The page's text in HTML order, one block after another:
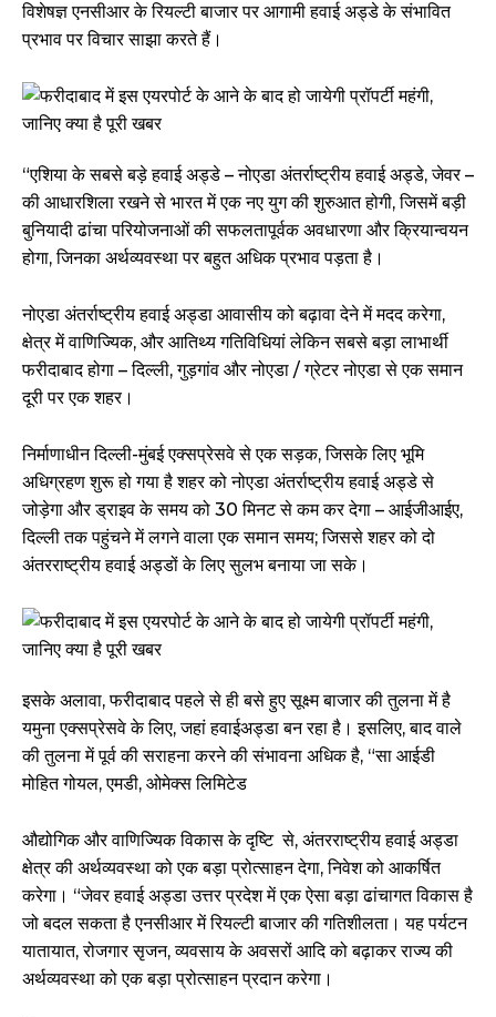
विशेषज्ञ एनसीआर के रियल्टी बाजार पर आगामी हवाई अड्डे के संभावित
प्रभाव पर विचार साझा करते हैं।
“एशिया के सबसे बड़े हवाई अड्डे – नोएडा अंतर्राष्ट्रीय हवाई अड्डे, जेवर –
की आधारशिला रखने से भारत में एक नए युग की शुरुआत होगी, जिसमें बड़ी
बुनियादी ढांचा परियोजनाओं की सफलतापूर्वक अवधारणा और क्रियान्वयन
होगा, जिनका अर्थव्यवस्था पर बहुत अधिक प्रभाव पड़ता है।
नोएडा अंतर्राष्ट्रीय हवाई अड्डा आवासीय को बढ़ावा देने में मदद करेगा,
क्षेत्र में वाणिज्यिक, और आतिथ्य गतिविधियां लेकिन सबसे बड़ा लाभार्थी
फरीदाबाद होगा – दिल्ली, गुड़गांव और नोएडा / ग्रेटर नोएडा से एक समान
दूरी पर एक शहर।
निर्माणाधीन दिल्ली-मुंबई एक्सप्रेसवे से एक सड़क, जिसके लिए भूमि
अधिग्रहण शुरू हो गया है शहर को नोएडा अंतर्राष्ट्रीय हवाई अड्डे से
जोड़ेगा और ड्राइव के समय को 30 मिनट से कम कर देगा – आईजीआईए,
दिल्ली तक पहुंचने में लगने वाला एक समान समय; जिससे शहर को दो
अंतरराष्ट्रीय हवाई अड्डों के लिए सुलभ बनाया जा सके।
इसके अलावा, फरीदाबाद पहले से ही बसे हुए सूक्ष्म बाजार की तुलना में है
यमुना एक्सप्रेसवे के लिए, जहां हवाईअड्डा बन रहा है। इसलिए, बाद वाले
की तुलना में पूर्व की सराहना करने की संभावना अधिक है, “सा आईडी
मोहित गोयल, एमडी, ओमेक्स लिमिटेड
औद्योगिक और वाणिज्यिक विकास के दृष्टि से, अंतरराष्ट्रीय हवाई अड्डा
क्षेत्र की अर्थव्यवस्था को एक बड़ा प्रोत्साहन देगा, निवेश को आकर्षित
करेगा। “जेवर हवाई अड्डा उत्तर प्रदेश में एक ऐसा बड़ा ढांचागत विकास है
जो बदल सकता है एनसीआर में रियल्टी बाजार की गतिशीलता। यह पर्यटन
यातायात, रोजगार सृजन, व्यवसाय के अवसरों आदि को बढ़ाकर राज्य की
अर्थव्यवस्था को एक बड़ा प्रोत्साहन प्रदान करेगा।